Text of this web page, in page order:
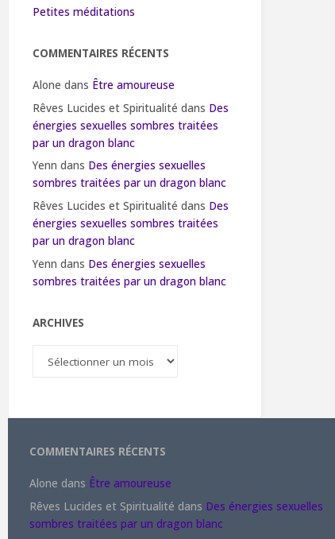
Petites méditations
COMMENTAIRES RÉCENTS
Alone dans Être amoureuse
Rêves Lucides et Spiritualité dans Des
énergies sexuelles sombres traitées
par un dragon blanc
Yenn dans Des énergies sexuelles
sombres traitées par un dragon blanc
Rêves Lucides et Spiritualité dans Des
énergies sexuelles sombres traitées
par un dragon blanc
Yenn dans Des énergies sexuelles
sombres traitées par un dragon blanc
ARCHIVES
COMMENTAIRES RÉCENTS
Alone dans Être amoureuse
Rêves Lucides et Spiritualité dans Des énergies sexuelles
sombres traitées par un dragon blanc